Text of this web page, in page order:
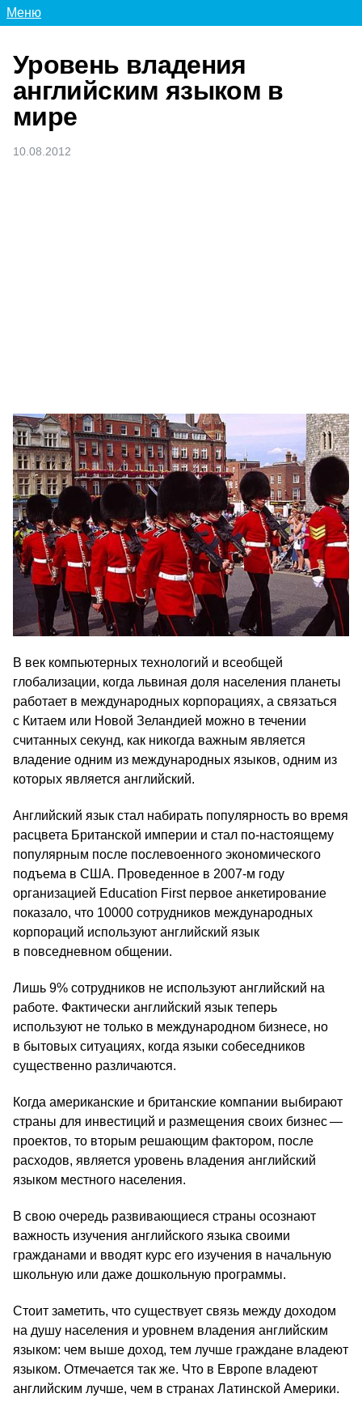
Меню
Уровень владения
английским языком в
мире
10.08.2012
В век компьютерных технологий и всеобщей
глобализации, когда львиная доля населения планеты
работает в международных корпорациях, а связаться
с Китаем или Новой Зеландией можно в течении
считанных секунд, как никогда важным является
владение одним из международных языков, одним из
которых является английский.
Английский язык стал набирать популярность во время
расцвета Британской империи и стал по-настоящему
популярным после послевоенного экономического
подъема в США. Проведенное в 2007‑м году
организацией Education First первое анкетирование
показало, что 10000 сотрудников международных
корпораций используют английский язык
в повседневном общении.
Лишь 9% сотрудников не используют английский на
работе. Фактически английский язык теперь
используют не только в международном бизнесе, но
в бытовых ситуациях, когда языки собеседников
существенно различаются.
Когда американские и британские компании выбирают
страны для инвестиций и размещения своих бизнес —
проектов, то вторым решающим фактором, после
расходов, является уровень владения английский
языком местного населения.
В свою очередь развивающиеся страны осознают
важность изучения английского языка своими
гражданами и вводят курс его изучения в начальную
школьную или даже дошкольную программы.
Стоит заметить, что существует связь между доходом
на душу населения и уровнем владения английским
языком: чем выше доход, тем лучше граждане владеют
языком. Отмечается так же. Что в Европе владеют
английским лучше, чем в странах Латинской Америки.